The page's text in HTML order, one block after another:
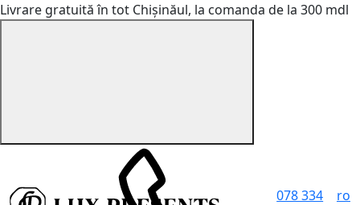
Livrare gratuită în tot Chișinăul, la comanda de la 300 mdl
078 334
ro